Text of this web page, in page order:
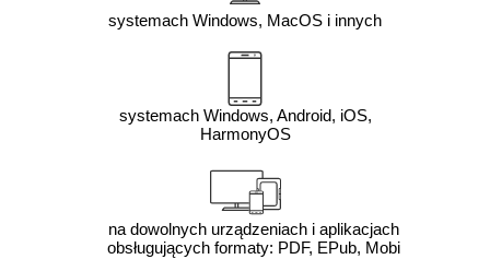
systemach Windows, MacOS i innych
systemach Windows, Android, iOS,
HarmonyOS
na dowolnych urządzeniach i aplikacjach
obsługujących formaty: PDF, EPub, Mobi